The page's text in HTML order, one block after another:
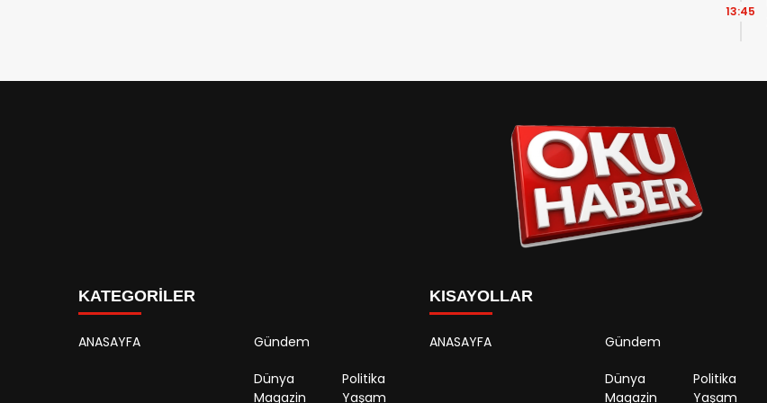
13:45
KATEGORİLER
ANASAYFA Gündem
Dünya
Politika
Magazin
Yaşam
KISAYOLLAR
ANASAYFA Gündem
Dünya
Politika
Magazin
Yaşam